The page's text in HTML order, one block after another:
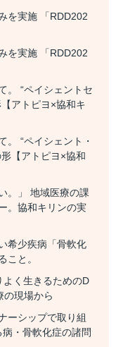
を実施 「RDD202
を実施 「RDD202
。 “ペイシェントセ
アトピヨ×協和キ
。 “ペイシェント・
【アトピヨ×協和
。」 地域医療の課
。協和キリンの実
希少疾病「骨軟化
こと。
よく生きるためのD
の現場から
ーシップで取り組
・骨軟化症の諸問